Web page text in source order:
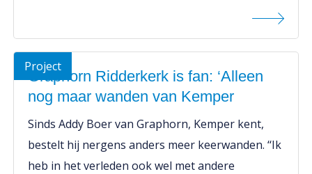
Project
Graphorn Ridderkerk is fan: ‘Alleen
nog maar wanden van Kemper
Sinds Addy Boer van Graphorn, Kemper kent,
bestelt hij nergens anders meer keerwanden. ‘‘Ik
heb in het verleden ook wel met andere